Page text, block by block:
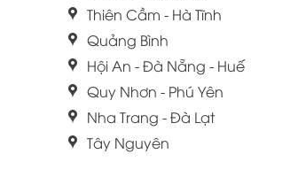
Thiên Cầm - Hà Tĩnh
Quảng Bình
Hội An - Đà Nẵng - Huế
Quy Nhơn - Phú Yên
Nha Trang - Đà Lạt
Tây Nguyên